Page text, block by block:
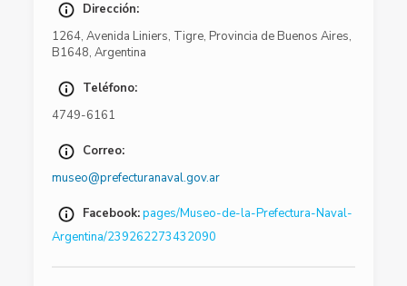
Dirección:
1264, Avenida Liniers, Tigre, Provincia de Buenos Aires,
B1648, Argentina
Teléfono:
4749-6161
Correo:
museo@prefecturanaval.gov.ar
Facebook:pages/Museo-de-la-Prefectura-Naval-
Argentina/239262273432090